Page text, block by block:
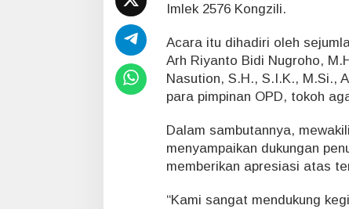
n
,
P
u
n
c
k
r
y
Imlek 2576 Kongzili.
Acara itu dihadiri oleh
Arh Riyanto Bidi Nugroho,
Nasution, S.H., S.I.K., M.Si.,
para pimpinan OPD, tokoh
Dalam sambutannya,
menyampaikan dukungan
memberikan apresiasi atas
“Kami sangat mendukung